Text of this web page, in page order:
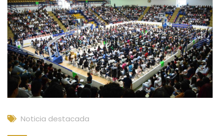
Noticia destacada